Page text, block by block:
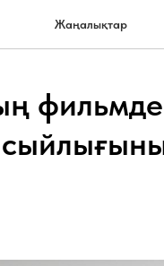
Жаңалықтар